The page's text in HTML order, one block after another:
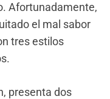
Afortunadamente,
el mal sabor
tres estilos
presenta dos